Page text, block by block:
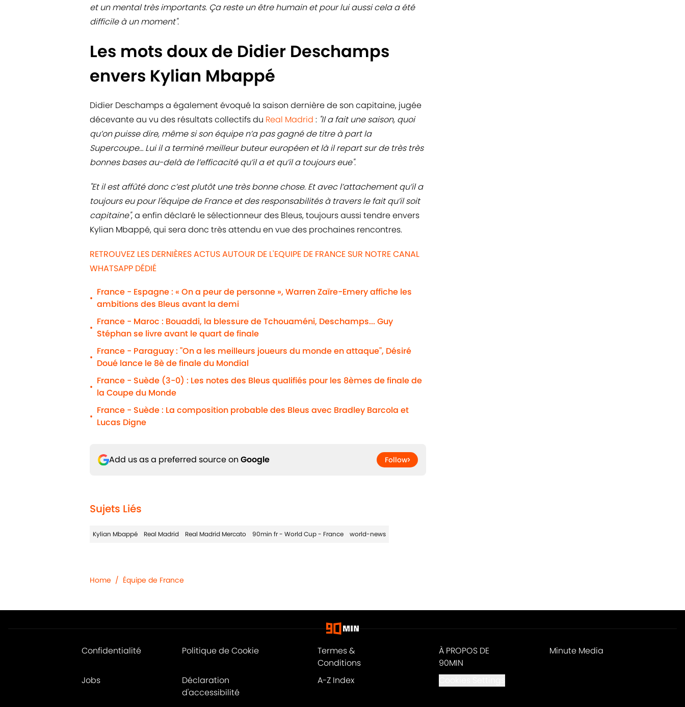
et un mental très importants. Ça reste un être humain et pour lui aussi cela a été
difficile à un moment".
Les mots doux de Didier Deschamps
envers Kylian Mbappé
Didier Deschamps a également évoqué la saison dernière de son capitaine, jugée
décevante au vu des résultats collectifs du Real Madrid : "Il a fait une saison, quoi
qu’on puisse dire, même si son équipe n’a pas gagné de titre à part la
Supercoupe… Lui il a terminé meilleur buteur européen et là il repart sur de très très
bonnes bases au-delà de l’efficacité qu’il a et qu’il a toujours eue".
"Et il est affûté donc c’est plutôt une très bonne chose. Et avec l’attachement qu’il a
toujours eu pour l'équipe de France et des responsabilités à travers le fait qu’il soit
capitaine", a enfin déclaré le sélectionneur des Bleus, toujours aussi tendre envers
Kylian Mbappé, qui sera donc très attendu en vue des prochaines rencontres.
RETROUVEZ LES DERNIÈRES ACTUS AUTOUR DE L'EQUIPE DE FRANCE SUR NOTRE CANAL
WHATSAPP DÉDIÉ
•
France - Espagne : « On a peur de personne », Warren Zaïre-Emery affiche les
ambitions des Bleus avant la demi
•
France - Maroc : Bouaddi, la blessure de Tchouaméni, Deschamps... Guy
Stéphan se livre avant le quart de finale
•
France - Paraguay : "On a les meilleurs joueurs du monde en attaque", Désiré
Doué lance le 8è de finale du Mondial
•
France - Suède (3-0) : Les notes des Bleus qualifiés pour les 8èmes de finale de
la Coupe du Monde
•
France - Suède : La composition probable des Bleus avec Bradley Barcola et
Lucas Digne
Add us as a preferred source on Google Follow
Sujets Liés
Kylian Mbappé Real Madrid Real Madrid Mercato 90min fr - World Cup - France world-news
Home / Équipe de France
Confidentialité Politique de Cookie
Termes &
Conditions
À PROPOS DE
90MIN
Minute Media
Jobs
Déclaration
d'accessibilité
A-Z Index